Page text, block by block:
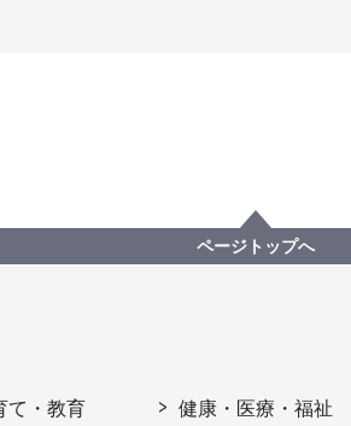
ページトップへ
て・教育 健康・医療・福祉